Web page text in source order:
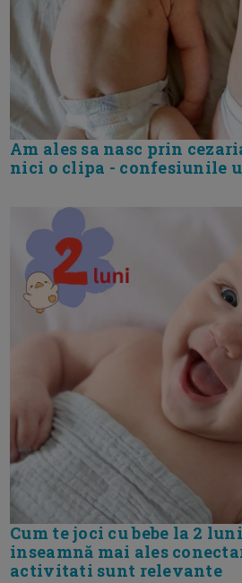
Am ales sa nasc prin
nici o clipa - confesiunile
Cum te joci cu bebe la 2
inseamnă mai ales
activitati sunt relevante